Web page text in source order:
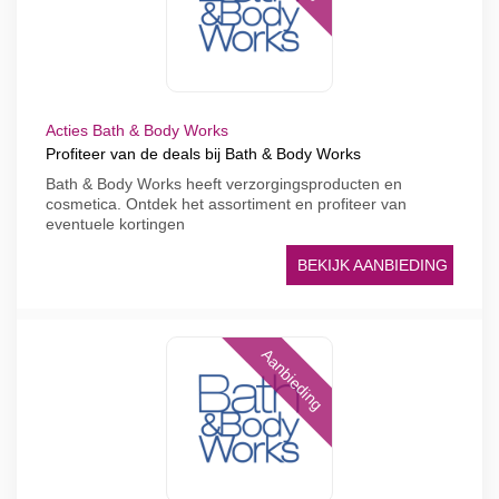
Acties Bath & Body Works
Profiteer van de deals bij Bath & Body Works
Bath & Body Works heeft verzorgingsproducten en
cosmetica. Ontdek het assortiment en profiteer van
eventuele kortingen
BEKIJK AANBIEDING
Aanbieding